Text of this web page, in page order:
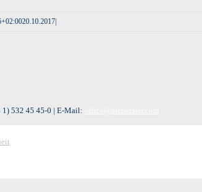
20.10.2017
1) 532 45 45-0 | E-Mail: